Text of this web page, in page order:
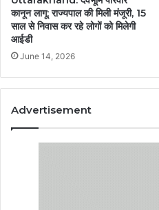
कानून लागू; राज्यपाल की मिली मंजूरी, 15
साल से निवास कर रहे लोगों को मिलेगी
आईडी
June 14, 2026
Advertisement